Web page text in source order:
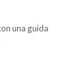
una guida